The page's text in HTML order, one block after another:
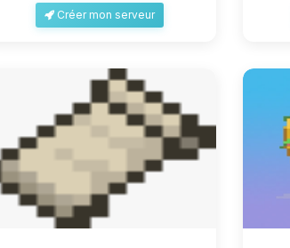
Créer mon serveur